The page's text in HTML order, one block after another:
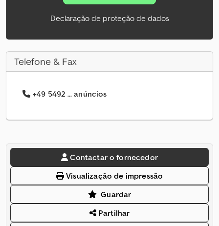
Declaração de proteção de dados
Telefone & Fax
+49 5492 ... anúncios
Contactar o fornecedor
Visualização de impressão
Guardar
Partilhar